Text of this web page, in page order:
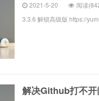
2021-5-20 阅读
3.3.6 解锁高级版 https://
解决Github打不